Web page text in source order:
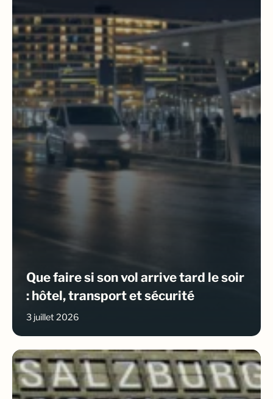
Que faire si son vol arrive tard le soir
: hôtel, transport et sécurité
3 juillet 2026